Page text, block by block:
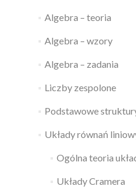
Algebra – teoria
Algebra – wzory
Algebra – zadania
Liczby zespolone
Podstawowe
Układy równań
Ogólna teoria
Układy Cramera